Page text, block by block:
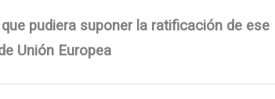
pudiera suponer la ratificación de ese
Unión Europea